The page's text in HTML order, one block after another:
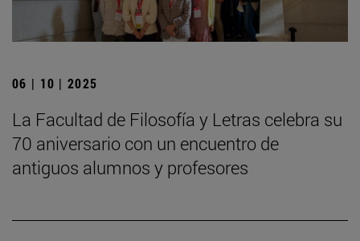
06 | 10 | 2025
La Facultad de Filosofía y Letras celebra su
70 aniversario con un encuentro de
antiguos alumnos y profesores